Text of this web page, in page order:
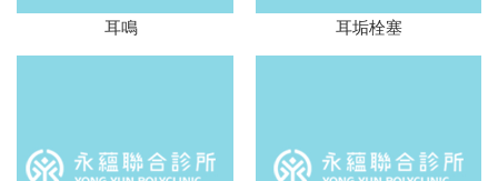
耳鳴 耳垢栓塞